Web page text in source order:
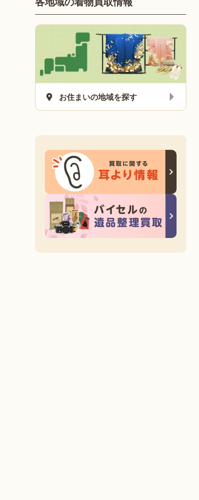
袋帯／名古屋
徳島県在住のお客様か
を承りました。身内の
お住まいの地域を探す